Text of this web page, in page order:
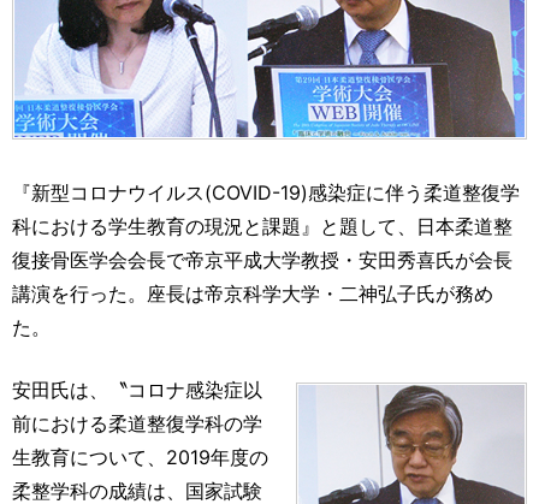
『新型コロナウイルス(COVID-19)感染症に伴う柔道整復学
科における学生教育の現況と課題』と題して、日本柔道整
復接骨医学会会長で帝京平成大学教授・安田秀喜氏が会長
講演を行った。座長は帝京科学大学・二神弘子氏が務め
た。
安田氏は、〝コロナ感染症以
前における柔道整復学科の学
生教育について、2019年度の
柔整学科の成績は、国家試験